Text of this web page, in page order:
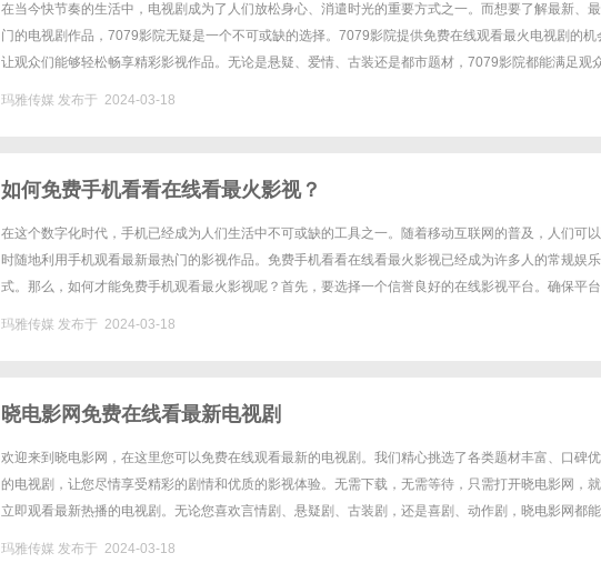
在当今快节奏的生活中，电视剧成为了人们放松身心、消遣时光的重要方式之一。而想要了解最新、
门的电视剧作品，7079影院无疑是一个不可或缺的选择。7079影院提供免费在线观看最火电视剧的机
让观众们能够轻松畅享精彩影视作品。无论是悬疑、爱情、古装还是都市题材，7079影院都能满足观
玛雅传媒 发布于 2024-03-18
如何免费手机看看在线看最火影视？
在这个数字化时代，手机已经成为人们生活中不可或缺的工具之一。随着移动互联网的普及，人们可
时随地利用手机观看最新最热门的影视作品。免费手机看看在线看最火影视已经成为许多人的常规娱
式。那么，如何才能免费手机观看最火影视呢？首先，要选择一个信誉良好的在线影视平台。确保平
玛雅传媒 发布于 2024-03-18
晓电影网免费在线看最新电视剧
欢迎来到晓电影网，在这里您可以免费在线观看最新的电视剧。我们精心挑选了各类题材丰富、口碑
的电视剧，让您尽情享受精彩的剧情和优质的影视体验。无需下载，无需等待，只需打开晓电影网，
立即观看最新热播的电视剧。无论您喜欢言情剧、悬疑剧、古装剧，还是喜剧、动作剧，晓电影网都
玛雅传媒 发布于 2024-03-18